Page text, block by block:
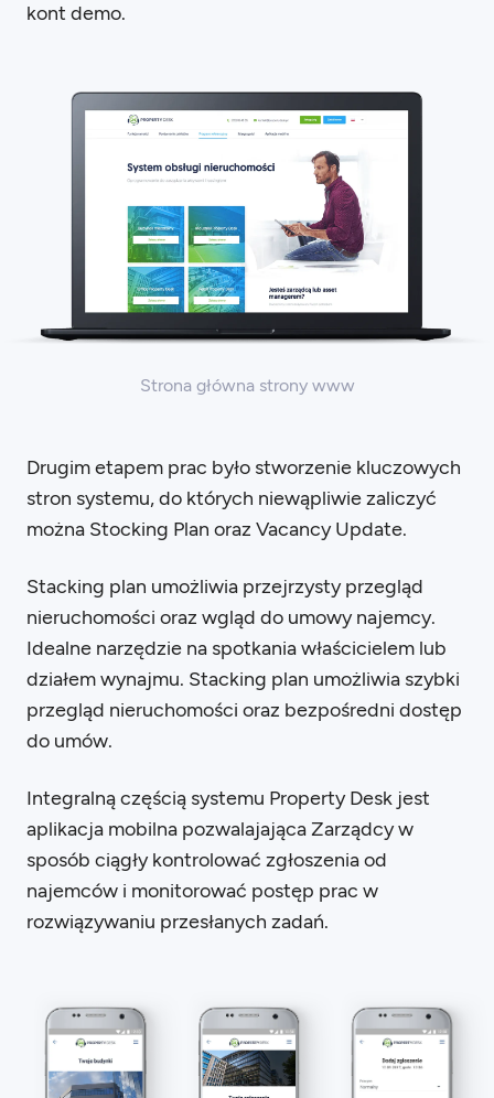
kont demo.
Strona główna strony www
Drugim etapem prac było stworzenie kluczowych
stron systemu, do których niewąpliwie zaliczyć
można Stocking Plan oraz Vacancy Update.
Stacking plan umożliwia przejrzysty przegląd
nieruchomości oraz wgląd do umowy najemcy.
Idealne narzędzie na spotkania właścicielem lub
działem wynajmu. Stacking plan umożliwia szybki
przegląd nieruchomości oraz bezpośredni dostęp
do umów.
Integralną częścią systemu Property Desk jest
aplikacja mobilna pozwalajająca Zarządcy w
sposób ciągły kontrolować zgłoszenia od
najemców i monitorować postęp prac w
rozwiązywaniu przesłanych zadań.